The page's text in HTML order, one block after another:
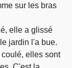
sur les bras
elle a glissé
jardin l'a bue.
elles sont